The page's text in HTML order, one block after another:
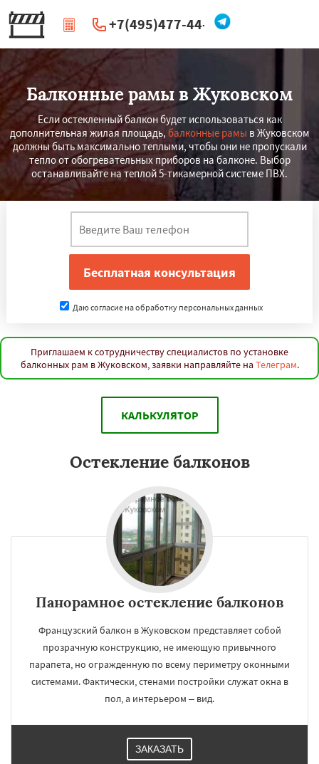
+7(495)477-44-66
| Перезвоните мне
Балконные рамы в Жуковском
Если остекленный балкон будет использоваться как
дополнительная жилая площадь, балконные рамы в Жуковском
должны быть максимально теплыми, чтобы они не пропускали
тепло от обогревательных приборов на балконе. Выбор
останавливайте на теплой 5-тикамерной системе ПВХ.
Даю согласие на обработку персональных данных
Приглашаем к сотрудничеству специалистов по установке
балконных рам в Жуковском, заявки направляйте на Телеграм.
КАЛЬКУЛЯТОР
Остекление балконов
Панорамное остекление балконов
Французский балкон в Жуковском представляет собой
прозрачную конструкцию, не имеющую привычного
парапета, но огражденную по всему периметру оконными
системами. Фактически, стенами постройки служат окна в
пол, а интерьером – вид.
ЗАКАЗАТЬ